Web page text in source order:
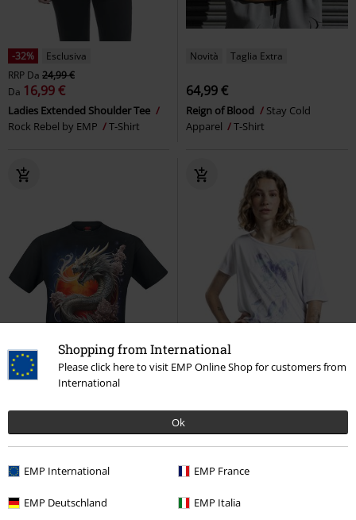
Shopping from International
Please click here to visit EMP Online Shop for customers from
International
Ok
EMP International EMP France
EMP Deutschland EMP Italia
-32%
Esclusiva
RRP Da 24,99 €
Da 16,99 €
Ladies Extended Shoulder Tee
Rock Rebel by EMP
T-Shirt
Novità Taglia Extra
64,99 €
Reign of Blood
Stay Cold
Apparel
T-Shirt
Anche in Taglie Forti
19,99 €
Sun Dragon Spiral
-32%
Esclusiva
RRP24,99 €
16,99 €
Carried by wings